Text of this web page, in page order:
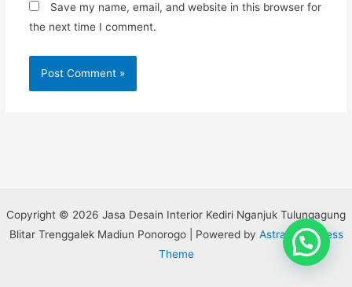
Save my name, email, and website in this browser for
the next time I comment.
Copyright © 2026 Jasa Desain Interior Kediri Nganjuk Tulungagung
Blitar Trenggalek Madiun Ponorogo | Powered by Astra WordPress
Theme